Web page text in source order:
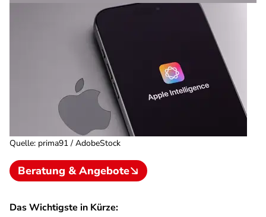
Quelle: prima91 / AdobeStock
Beratung & Angebote
Das Wichtigste in Kürze: